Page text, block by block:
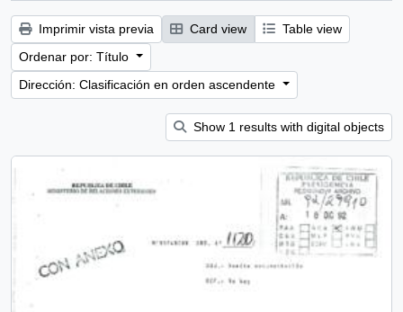
Imprimir vista previa Card view
Table view
Ordenar por: Título
Dirección: Clasificación en orden ascendente
Show 1 results with digital objects